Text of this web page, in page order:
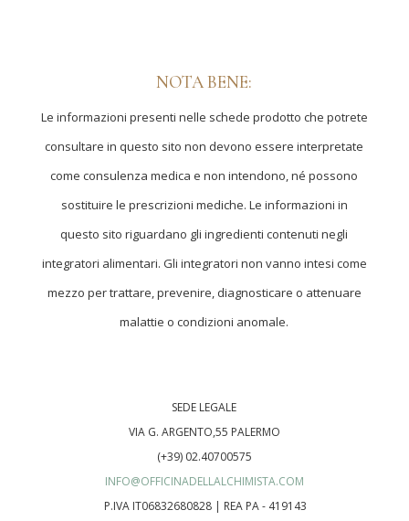
NOTA BENE:
Le informazioni presenti nelle schede prodotto che potrete
consultare in questo sito non devono essere interpretate
come consulenza medica e non intendono, né possono
sostituire le prescrizioni mediche. Le informazioni in
questo sito riguardano gli ingredienti contenuti negli
integratori alimentari. Gli integratori non vanno intesi come
mezzo per trattare, prevenire, diagnosticare o attenuare
malattie o condizioni anomale.
SEDE LEGALE
VIA G. ARGENTO,55 PALERMO
(+39) 02.40700575
INFO@OFFICINADELLALCHIMISTA.COM
P.IVA IT06832680828 | REA PA - 419143